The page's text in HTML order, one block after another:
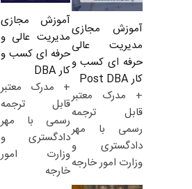
آموزش مجازی
مدیریت عالی
حرفه ای کسب و
کار Post DBA
+ مدرک معتبر
قابل ترجمه
رسمی با مهر
دادگستری و
وزارت امور خارجه
آموزش مجازی
مدیریت عالی و
حرفه ای کسب و
کار DBA
+ مدرک معتبر
قابل ترجمه
رسمی با مهر
دادگستری و
وزارت امور
خارجه